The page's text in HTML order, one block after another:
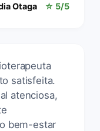
Otaga ☆ 5/5
satisfeita.
atenciosa,
bem-estar